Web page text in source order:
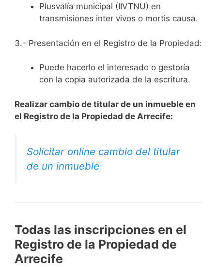
Plusvalía municipal (IIVTNU) en
transmisiones inter vivos o mortis causa.
3.- Presentación en el Registro de la Propiedad:
Puede hacerlo el interesado o gestoría
con la copia autorizada de la escritura.
Realizar cambio de titular de un inmueble en
el Registro de la Propiedad de Arrecife:
Solicitar online cambio del titular
de un inmueble
Todas las inscripciones en el
Registro de la Propiedad de
Arrecife